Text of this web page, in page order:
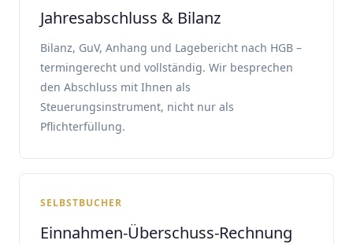
Jahresabschluss & Bilanz
Bilanz, GuV, Anhang und Lagebericht nach HGB –
termingerecht und vollständig. Wir besprechen
den Abschluss mit Ihnen als
Steuerungsinstrument, nicht nur als
Pflichterfüllung.
SELBSTBUCHER
Einnahmen-Überschuss-Rechnung